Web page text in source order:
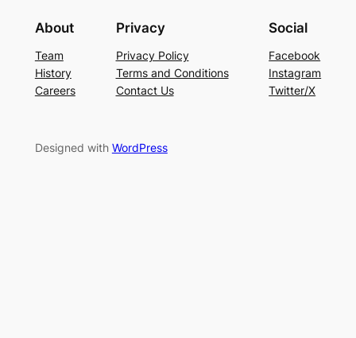
About
Team
History
Careers
Privacy
Privacy Policy
Terms and Conditions
Contact Us
Social
Facebook
Instagram
Twitter/X
Designed with WordPress